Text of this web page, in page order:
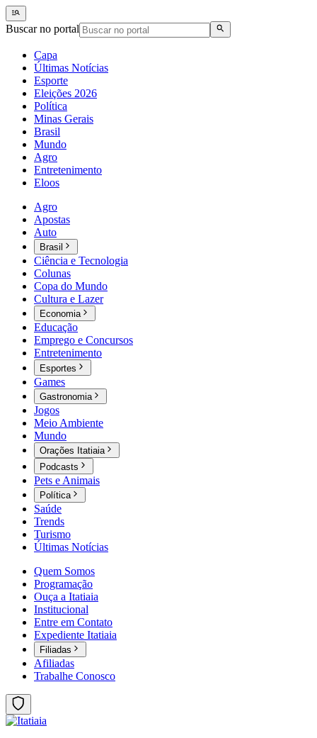
Buscar no portal
Capa
Últimas Notícias
Esporte
Eleições 2026
Política
Minas Gerais
Brasil
Mundo
Agro
Entretenimento
Eloos
Agro
Apostas
Auto
Brasil
Ciência e Tecnologia
Colunas
Copa do Mundo
Cultura e Lazer
Economia
Educação
Emprego e Concursos
Entretenimento
Esportes
Games
Gastronomia
Jogos
Meio Ambiente
Mundo
Orações Itatiaia
Podcasts
Pets e Animais
Política
Saúde
Trends
Turismo
Últimas Notícias
Quem Somos
Programação
Ouça a Itatiaia
Institucional
Entre em Contato
Expediente Itatiaia
Filiadas
Afiliadas
Trabalhe Conosco